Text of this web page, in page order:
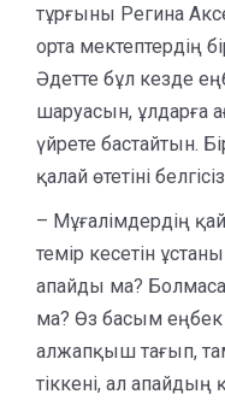
тұрғыны Регина
орта мектептердің
Әдетте бұл кезде
шаруасын, ұлдарға
үйрете бастайтын.
қалай өтетіні
– Мұғалімдердің
темір кесетін
апайды ма?
ма? Өз басым еңбек
алжапқыш тағып,
тіккені, ал апайдың